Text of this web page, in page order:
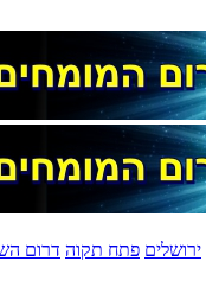
ירושלים פתח תקוה דרום